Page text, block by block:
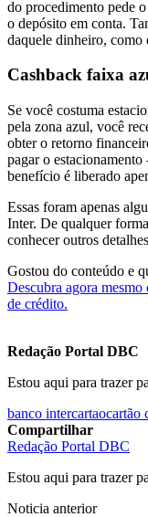
do procedimento pede
o depósito em conta.
daquele dinheiro, como
Cashback faixa
Se você costuma
pela zona azul, você
obter o retorno
pagar o
benefício é liberado
Essas foram apenas
Inter. De qualquer
conhecer outros
Gostou do conteúdo e
Descubra agora
de crédito.
Redação Portal DBC
Estou aqui para trazer
banco intercartaocartão
Compartilhar
Redação Portal DBC
Estou aqui para trazer
Noticia anterior